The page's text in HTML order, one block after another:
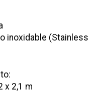
inoxidable (Stainless
x 2,1 m